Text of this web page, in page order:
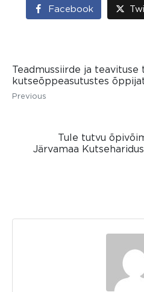
Facebook
Teadmussiirde ja
kutseõppeasutustes
Previous
Tule tutvu
Järvamaa